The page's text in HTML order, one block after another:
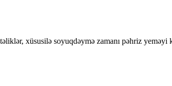
xüsusilə soyuqdəymə zamanı pəhriz